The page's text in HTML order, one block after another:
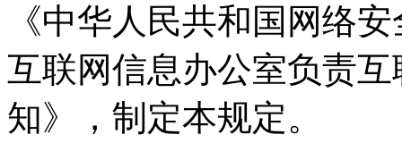
《中华人民共和国网络
互联网信息办公室负责
知》，制定本规定。